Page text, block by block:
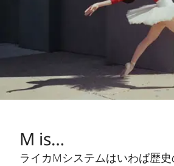
M is…
ライカMシステムはいわば歴